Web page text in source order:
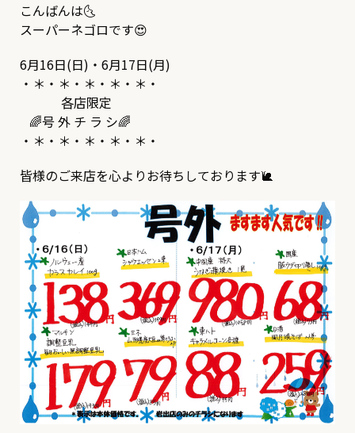
こんばんは🌜
スーパーネゴロです😍
6月16日(日)・6月17日(月)
・＊・＊・＊・＊・＊・
各店限定
🌈号 外 チ ラ シ🌈
・＊・＊・＊・＊・＊・
皆様のご来店を心よりお待ちしております🐌